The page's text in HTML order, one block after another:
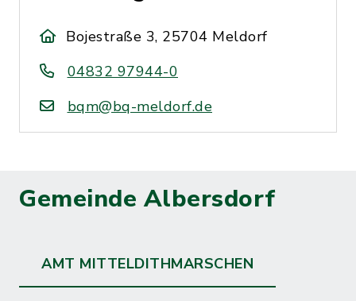
Bojestraße 3, 25704 Meldorf
04832 97944-0
bqm@bq-meldorf.de
Gemeinde Albersdorf
AMT MITTELDITHMARSCHEN